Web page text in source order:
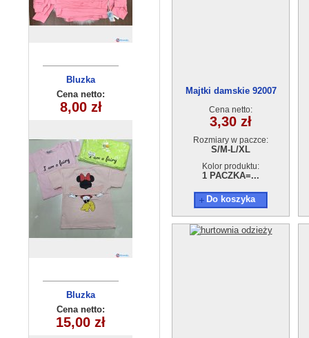
Bluzka
dziecięca
Cena netto:
8,00 zł
Bluzka
dziecięca
180626-15(6-16)
6szt
Cena netto:
15,00 zł
Bluza
dziecięca
290525-BB506
(8-16) 10szt
Cena netto:
18,00 zł
Komplet
dziecięcy
(1-4) 4szt
Cena netto:
19,00 zł
Majtki damskie 92007
Cena netto:
3,30 zł
Rozmiary w paczce:
S/M-L/XL
Kolor produktu:
1 PACZKA=...
Do koszyka